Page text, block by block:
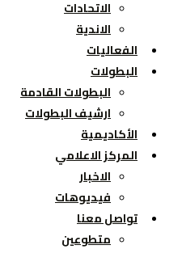
الاتحادات
الاندية
الفعاليات
البطولات
البطولات القادمة
ارشيف البطولات
الأكاديمية
المركز الاعلامي
الاخبار
فيديوهات
تواصل معنا
متطوعين